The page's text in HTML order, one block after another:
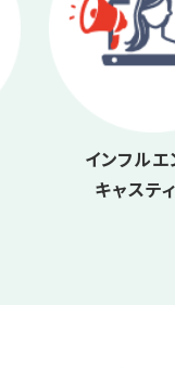
インフルエ
キャステ